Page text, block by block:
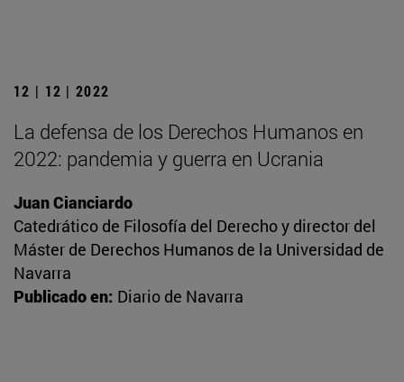
12 | 12 | 2022
La defensa de los Derechos Humanos en
2022: pandemia y guerra en Ucrania
Juan Cianciardo
Catedrático de Filosofía del Derecho y director del
Máster de Derechos Humanos de la Universidad de
Navarra
Publicado en: Diario de Navarra